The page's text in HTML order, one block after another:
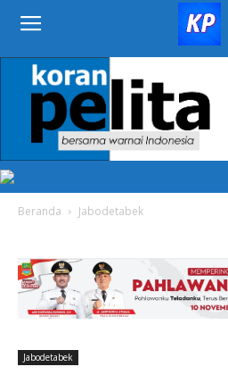
KORAN
PELITA
Beranda Jabodetabek
Jabodetabek